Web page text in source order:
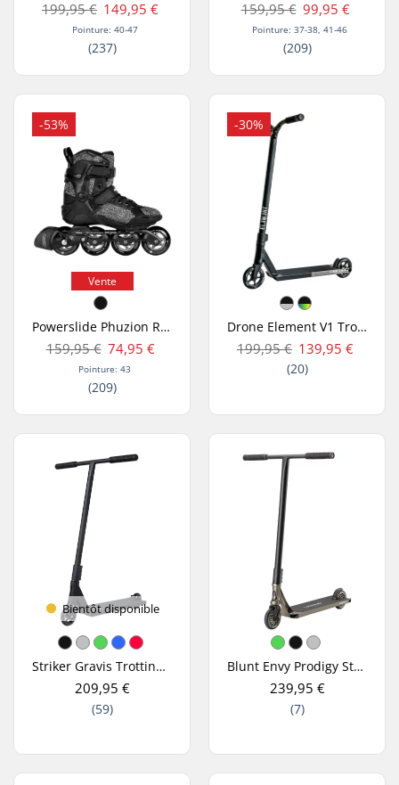
199,95 € 149,95 €
Pointure: 40-47
(237)
159,95 € 99,95 €
Pointure: 37-38, 41-46
(209)
Vente
-53%
Powerslide Phuzion Radon 80 Rollers
159,95 € 74,95 €
Pointure: 43
(209)
-30%
Drone Element V1 Trottinette Freestyle
199,95 € 139,95 €
(20)
Bientôt disponible
Striker Gravis Trottinette Freestyle
209,95 €
(59)
Blunt Envy Prodigy Street X One Trottinette Freestyle
239,95 €
(7)